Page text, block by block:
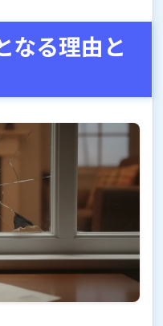
なる理由と